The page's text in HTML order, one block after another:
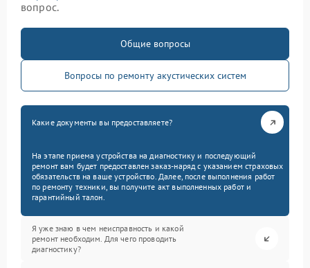
вопрос.
Общие вопросы
Вопросы по ремонту акустических систем
Какие документы вы предоставляете?
На этапе приема устройства на диагностику и последующий
ремонт вам будет предоставлен заказ-наряд с указанием страховых
обязательств на ваше устройство. Далее, после выполнения работ
по ремонту техники, вы получите акт выполненных работ и
гарантийный талон.
Я уже знаю в чем неисправность и какой
ремонт необходим. Для чего проводить
диагностику?